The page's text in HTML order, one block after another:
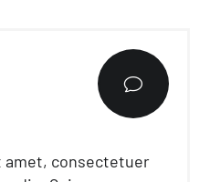
v
amet, consectetuer